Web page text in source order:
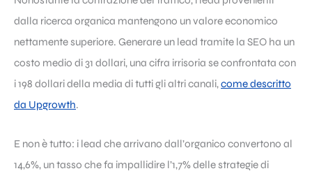
dalla ricerca organica mantengono un valore economico
nettamente superiore. Generare un lead tramite la SEO ha un
costo medio di 31 dollari, una cifra irrisoria se confrontata con
i 198 dollari della media di tutti gli altri canali,come descritto
da Upgrowth.
E non è tutto: i lead che arrivano dall’organico convertono al
14,6%, un tasso che fa impallidire l’1,7% delle strategie di